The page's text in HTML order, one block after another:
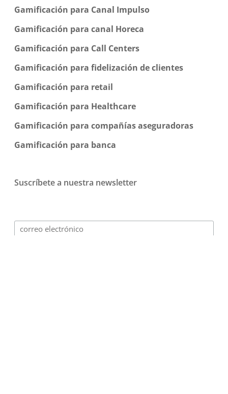
Gamificación para Canal Impulso
Gamificación para canal Horeca
Gamificación para Call Centers
Gamificación para fidelización de clientes
Gamificación para retail
Gamificación para Healthcare
Gamificación para compañías aseguradoras
Gamificación para banca
Suscríbete a nuestra newsletter